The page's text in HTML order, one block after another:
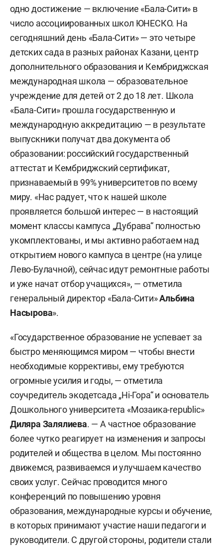
одно достижение — включение «Бала-Сити» в
число ассоциированных школ ЮНЕСКО. На
сегодняшний день «Бала-Сити» — это четыре
детских сада в разных районах Казани, центр
дополнительного образования и Кембриджская
международная школа — образовательное
учреждение для детей от 2 до 18 лет. Школа
«Бала-Сити» прошла государственную и
международную аккредитацию — в результате
выпускники получат два документа об
образовании: российский государственный
аттестат и Кембриджский сертификат,
признаваемый в 99% университетов по всему
миру. «Нас радует, что к нашей школе
проявляется большой интерес — в настоящий
момент классы кампуса „Дубрава“ полностью
укомплектованы, и мы активно работаем над
открытием нового кампуса в центре (на улице
Лево-Булачной), сейчас идут ремонтные работы
и уже начат отбор учащихся», — отметила
генеральный директор «Бала-Сити»Альбина
Насырова».
«Государственное образование не успевает за
быстро меняющимся миром — чтобы внести
необходимые коррективы, ему требуются
огромные усилия и годы, — отметила
соучредитель экодетсада „Hi-Гора“ и основатель
Дошкольного университета «Мозаика-republic»
Диляра Залялиева. — А частное образование
более чутко реагирует на изменения и запросы
родителей и общества в целом. Мы постоянно
движемся, развиваемся и улучшаем качество
своих услуг. Сейчас проводится много
конференций по повышению уровня
образования, международные курсы и обучение,
в которых принимают участие наши педагоги и
руководители. С другой стороны, родители стали